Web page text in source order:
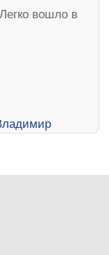
вошло в